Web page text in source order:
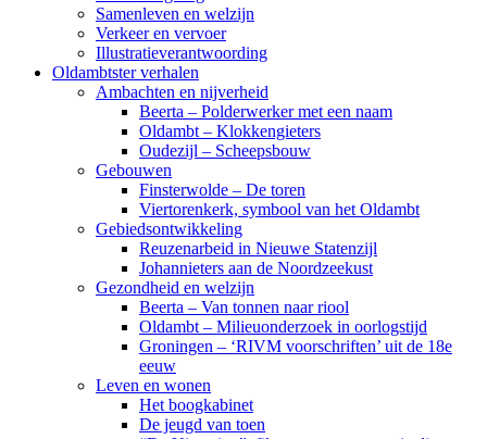
Samenleven en welzijn
Verkeer en vervoer
Illustratieverantwoording
Oldambtster verhalen
Ambachten en nijverheid
Beerta – Polderwerker met een naam
Oldambt – Klokkengieters
Oudezijl – Scheepsbouw
Gebouwen
Finsterwolde – De toren
Viertorenkerk, symbool van het Oldambt
Gebiedsontwikkeling
Reuzenarbeid in Nieuwe Statenzijl
Johannieters aan de Noordzeekust
Gezondheid en welzijn
Beerta – Van tonnen naar riool
Oldambt – Milieuonderzoek in oorlogstijd
Groningen – ‘RIVM voorschriften’ uit de 18e
eeuw
Leven en wonen
Het boogkabinet
De jeugd van toen